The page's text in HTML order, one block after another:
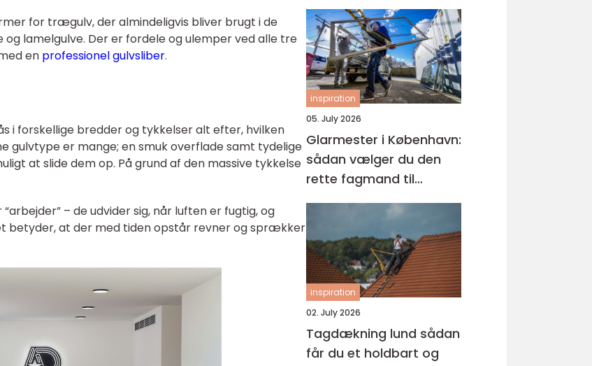
for trægulv, der almindeligvis bliver brugt i de
lamelgulve. Der er fordele og ulemper ved alle tre
en professionel gulvsliber.
i forskellige bredder og tykkelser alt efter, hvilken
er mange; en smuk overflade samt tydelige
at slide dem op. På grund af den massive tykkelse
– de udvider sig, når luften er fugtig, og
betyder, at der med tiden opstår revner og sprækker
inspiration
05. July 2026
Glarmester i København:
sådan vælger du den
rette fagmand til
glasopgaver
inspiration
02. July 2026
Tagdækning lund sådan
får du et holdbart og